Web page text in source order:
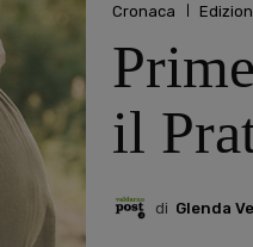
Cronaca
il
di Glenda